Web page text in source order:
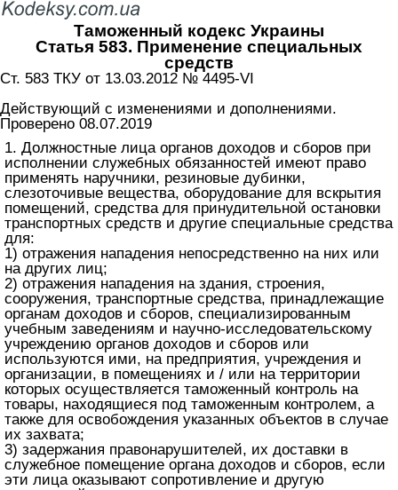
Таможенный кодекс Украины
Статья 583. Применение специальных
средств
Ст. 583 ТКУ от 13.03.2012 № 4495-VI
Действующий с изменениями и дополнениями.
Проверено 08.07.2019
1. Должностные лица органов доходов и сборов при
исполнении служебных обязанностей имеют право
применять наручники, резиновые дубинки,
слезоточивые вещества, оборудование для вскрытия
помещений, средства для принудительной остановки
транспортных средств и другие специальные средства
для:
1) отражения нападения непосредственно на них или
на других лиц;
2) отражения нападения на здания, строения,
сооружения, транспортные средства, принадлежащие
органам доходов и сборов, специализированным
учебным заведениям и научно-исследовательскому
учреждению органов доходов и сборов или
используются ими, на предприятия, учреждения и
организации, в помещениях и / или на территории
которых осуществляется таможенный контроль на
товары, находящиеся под таможенным контролем, а
также для освобождения указанных объектов в случае
их захвата;
3) задержания правонарушителей, их доставки в
служебное помещение органа доходов и сборов, если
эти лица оказывают сопротивление и другую